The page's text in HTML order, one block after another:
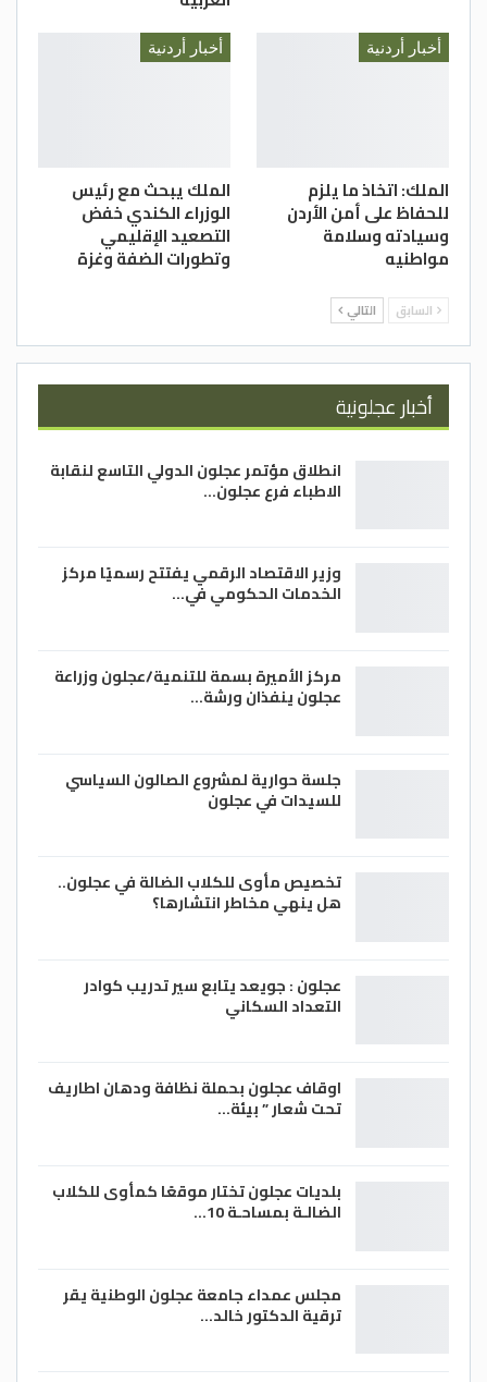
أخبار أردنية
الملك: اتخاذ ما يلزم
للحفاظ على أمن الأردن
وسيادته وسلامة
مواطنيه
أخبار أردنية
الملك يبحث مع رئيس
الوزراء الكندي خفض
التصعيد الإقليمي
وتطورات الضفة وغزة
السابق التالي
أخبار عجلونية
انطلاق مؤتمر عجلون الدولي التاسع لنقابة
الاطباء فرع عجلون…
وزير الاقتصاد الرقمي يفتتح رسميًا مركز
الخدمات الحكومي في…
مركز الأميرة بسمة للتنمية/عجلون وزراعة
عجلون ينفذان ورشة…
جلسة حوارية لمشروع الصالون السياسي
للسيدات في عجلون
تخصيص مأوى للكلاب الضالة في عجلون..
هل ينهي مخاطر انتشارها؟
عجلون : جويعد يتابع سير تدريب كوادر
التعداد السكاني
اوقاف عجلون بحملة نظافة ودهان اطاريف
تحت شعار ” بيئة…
بلديات عجلون تختار موقعًا كمأوى للكلاب
الضالـة بمساحـة 10…
مجلس عمداء جامعة عجلون الوطنية يقر
ترقية الدكتور خالد…